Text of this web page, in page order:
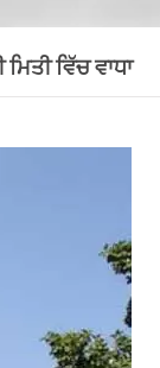
ਵਿੱਚ ਵਾਧਾ